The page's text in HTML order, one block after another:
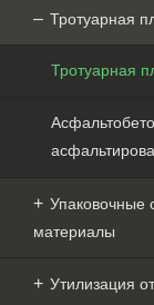
Тротуарная
Тротуарная
Упаковочные
материалы
Утилизация